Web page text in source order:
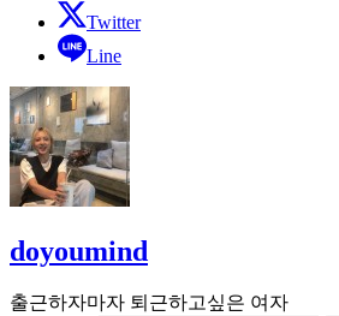
Twitter
Line
doyoumind
출근하자마자 퇴근하고싶은 여자